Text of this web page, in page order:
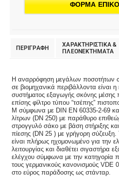
ΦΟΡΜΑ
ΠΕΡΙΓΡΑΦΗ
ΧΑΡΑΚΤΗΡΙΣΤΙΚΑ &
ΠΛΕΟΝΕΚΤΗΜΑΤΑ
Η αναρρόφηση μεγάλων ποσοτήτων
σε βιομηχανικά περιβάλλοντα είναι
συστήματος εξαγωγής σκόνης μέσης
επίσης φίλτρο τύπου “τσέπης”
M σύμφωνα με DIN EN 60335-2-69
λίτρων (DN 250) με παράθυρο
στρογγυλό σάκο με βάση στήριξης
πίεσης (DN 25 ) με γρήγορη σύζευξη.
είναι πλήρως ηχομονωμένο για την
λειτουργίας και διαθέτει σιγαστήρα
ελέγχου σύμφωνα με την κατηγορία
τους γερμανικούς κανονισμούς VDE
στο εύρος παράδοσης ως στάνταρ.